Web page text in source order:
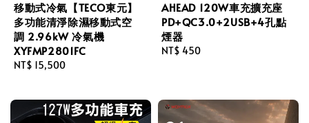
移動式冷氣【TECO東元】
多功能清淨除濕移動式空
調 2.96kW 冷氣機
XYFMP2801FC
Regular
NT$ 15,500
AHEAD 120W車充擴充座
PD+QC3.0+2USB+4孔點
煙器
Regular
NT$ 450